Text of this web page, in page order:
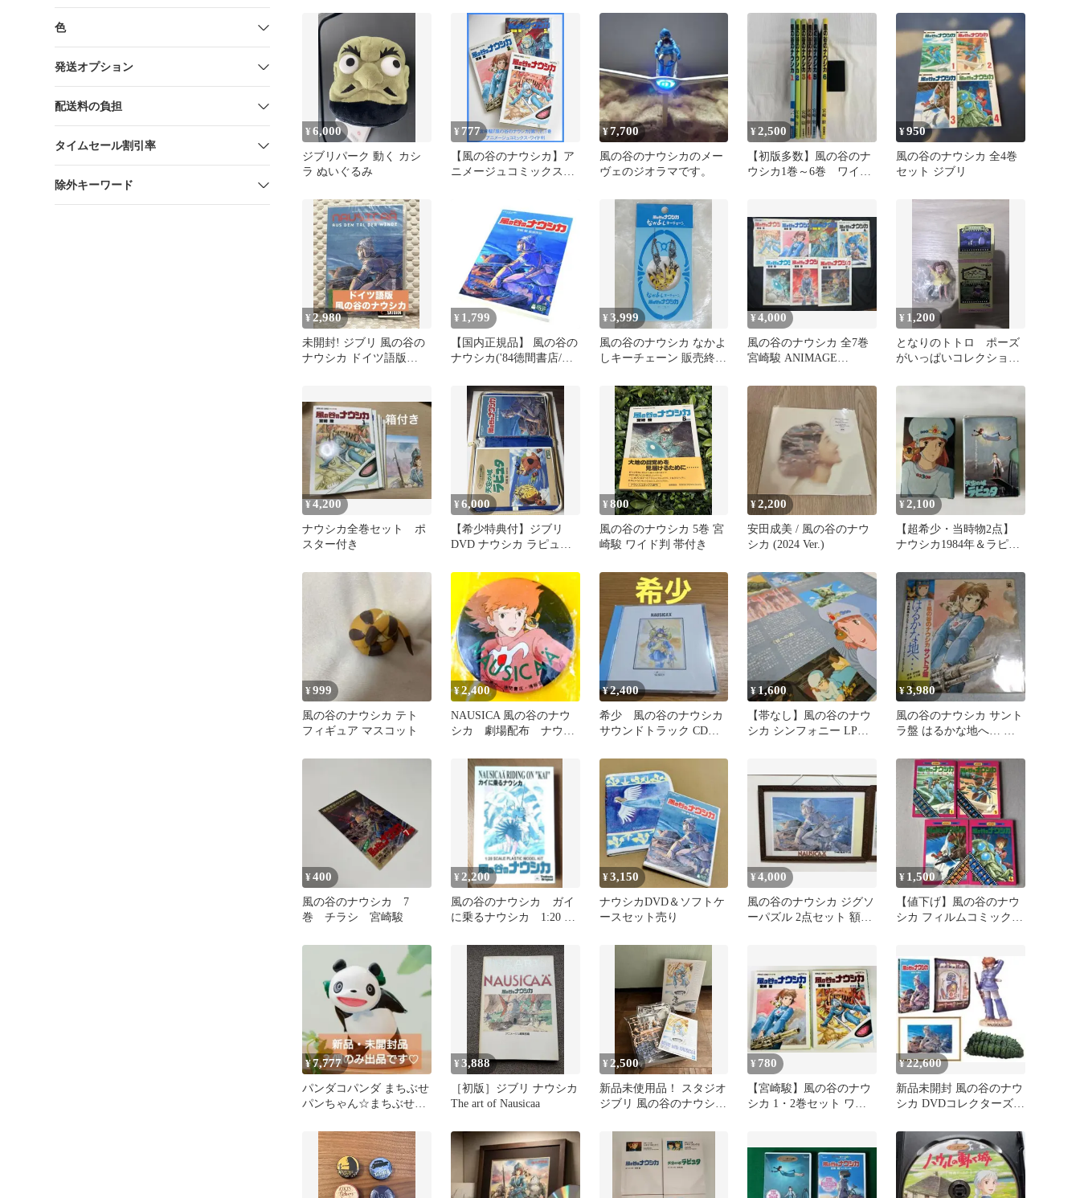
色
発送オプション
配送料の負担
タイムセール割引率
除外キーワード
の宅急便
¥6,000
ジブリパーク 動く カシ
ラ ぬいぐるみ
¥ 777
【風の谷のナウシカ】ア
ニメージュコミックス・
¥7,700
風の谷のナウシカのメー
ヴェのジオラマです。
¥2,500
【初版多数】風の谷のナ
ウシカ1巻～6巻 ワイド
¥950
風の谷のナウシカ 全4巻
セット ジブリ
¥ 2,980
未開封! ジブリ 風の谷の
ナウシカ ドイツ語版
¥ 1,799
【国内正規品】 風の谷の
ナウシカ('84徳間書店/博
¥3,999
風の谷のナウシカ なかよ
しキーチェーン 販売終了
¥4,000
風の谷のナウシカ 全7巻
宮崎駿 ANIMAGE
¥ 1,200
となりのトトロ ポーズ
がいっぱいコレクショ
¥4,200
ナウシカ全巻セット ポ
スター付き
¥6,000
【希少特典付】ジブリ
DVD ナウシカ ラピュタ
¥800
風の谷のナウシカ 5巻 宮
崎駿 ワイド判 帯付き
¥2,200
安田成美 / 風の谷のナウ
シカ (2024 Ver.)
¥2,100
【超希少・当時物2点】
ナウシカ1984年＆ラピュ
メ
¥999
風の谷のナウシカ テト
フィギュア マスコット
¥2,400
NAUSICA 風の谷のナウ
シカ 劇場配布 ナウシ
少品
¥2,400
希少 風の谷のナウシカ
サウンドトラック CD帯
¥1,600
【帯なし】風の谷のナウ
シカ シンフォニー LPレ
¥3,980
風の谷のナウシカ サント
ラ盤 はるかな地へ… レ
¥400
風の谷のナウシカ 7
巻 チラシ 宮崎駿
¥ 2,200
風の谷のナウシカ ガイ
に乗るナウシカ 1:20 プ
¥3,150
ナウシカDVD＆ソフトケ
ースセット売り
¥4,000
風の谷のナウシカ ジグソ
ーパズル 2点セット 額縁
¥ 1,500
【値下げ】風の谷のナウ
シカ フィルムコミック
¥7,777
パンダコパンダ まちぶせ
パンちゃん☆まちぶせし
♡新品①
¥3,888
［初版］ジブリ ナウシカ
The art of Nausicaa
¥ 2,500
新品未使用品！ スタジオ
ジブリ 風の谷のナウシカ
¥ 780
【宮崎駿】風の谷のナウ
シカ 1・2巻セット ワイ
¥22,600
新品未開封 風の谷のナウ
シカ DVDコレクターズ
付